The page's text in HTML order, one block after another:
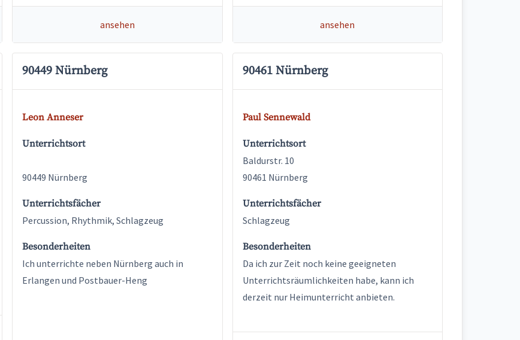
ansehen ansehen
90449 Nürnberg
Leon Anneser
Unterrichtsort
90449 Nürnberg
Unterrichtsfächer
Percussion, Rhythmik, Schlagzeug
Besonderheiten
Ich unterrichte neben Nürnberg auch in
Erlangen und Postbauer-Heng
90461 Nürnberg
Paul Sennewald
Unterrichtsort
Baldurstr. 10
90461 Nürnberg
Unterrichtsfächer
Schlagzeug
Besonderheiten
Da ich zur Zeit noch keine geeigneten
Unterrichtsräumlichkeiten habe, kann ich
derzeit nur Heimunterricht anbieten.